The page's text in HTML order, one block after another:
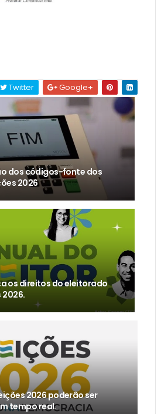
Twitter Google+
dos códigos-fonte dos
2026
os direitos do eleitorado
2026.
2026 poderão ser
tempo real.